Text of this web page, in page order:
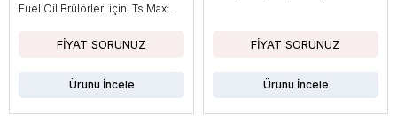
Fuel Oil Brülörleri için, Ts Max:
Ürünü İncele Ürünü İncele